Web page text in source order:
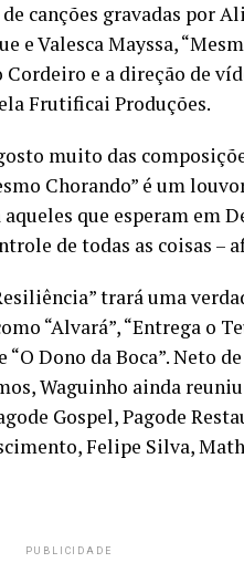
canções gravadas por
e Valesca Mayssa,
e a direção de
Frutificai Produções.
muito das
Chorando” ⁠é um
que esperam em
de todas as coisas –
trará uma
“Alvará”, “Entrega o
“O Dono da Boca”. Neto
Waguinho ainda
Gospel, Pagode
Felipe Silva,
PUBLICIDADE